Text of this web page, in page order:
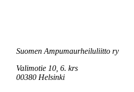
Suomen Ampumaurheiluliitto ry
Valimotie 10, 6. krs
00380 Helsinki